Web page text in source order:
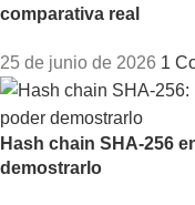
comparativa real
25 de junio de 2026 1
Hash chain SHA-256
demostrarlo